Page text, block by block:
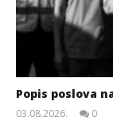
Popis poslova
03.08.2026.
0